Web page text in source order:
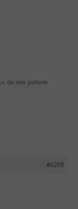
de mes patients
#6268